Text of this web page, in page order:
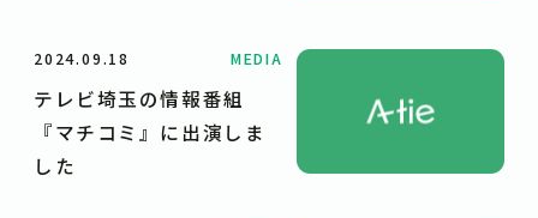
2024.09.18 MEDIA
テレビ埼玉の情報番組
『マチコミ』に出演しま
した